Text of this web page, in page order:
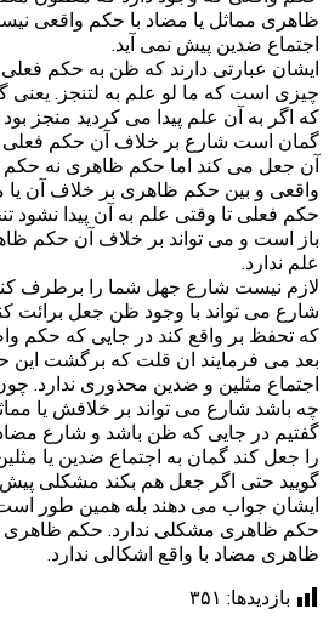
ظاهری مماثل یا مضاد با حکم واقعی
اجتماع ضدین پیش نمی آید.
ایشان عبارتی دارند که ظن به حکم
چیزی است که ما لو علم به لتنجز. یعنی
که اگر به آن علم پیدا می کردید منجز
گمان است شارع بر خلاف آن حکم فعلی
آن جعل می کند اما حکم ظاهری نه حکم
واقعی و بین حکم ظاهری بر خلاف آن
حکم فعلی تا وقتی علم به آن پیدا نشود
باز است و می تواند بر خلاف آن حکم
علم ندارد.
لازم نیست شارع جهل شما را برطرف
شارع می تواند با وجود ظن جعل برائت
که تحفظ بر واقع کند در جایی که حکم
بعد می فرمایند ان قلت که برگشت
اجتماع مثلین و ضدین محذوری ندارد.
چه باشد شارع می تواند بر خلافش یا
گفتیم در جایی که ظن باشد و شارع
را جعل کند گمان به اجتماع ضدین یا
گویید حتی اگر جعل هم بکند مشکلی پیش
ایشان جواب می دهند بله همین طور
حکم ظاهری مشکلی ندارد. حکم ظاهری
ظاهری مضاد با واقع اشکالی ندارد.
بازدیدها: ۳۵۱